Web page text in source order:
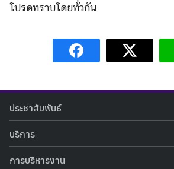
โปรดทราบโดยทั่วกัน
ประชาสัมพันธ์
ข่าวประชาสัมพันธ์
ข่าวกิจกรรม
บริการ
ท้องฟ้าจำลอง
นิทรรศการถาวร
การบริหารงาน